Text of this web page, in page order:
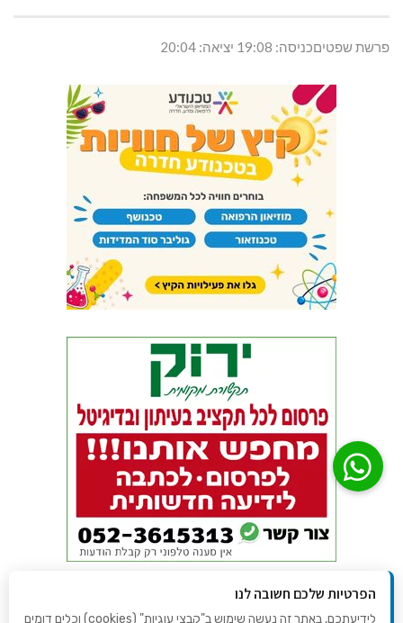
פרשת שפטיםכניסה: 19:08 יציאה: 20:04
הפרטיות שלכם חשובה לנו
לידיעתכם, באתר זה נעשה שימוש ב"קבצי עוגיות" (cookies) וכלים דומים